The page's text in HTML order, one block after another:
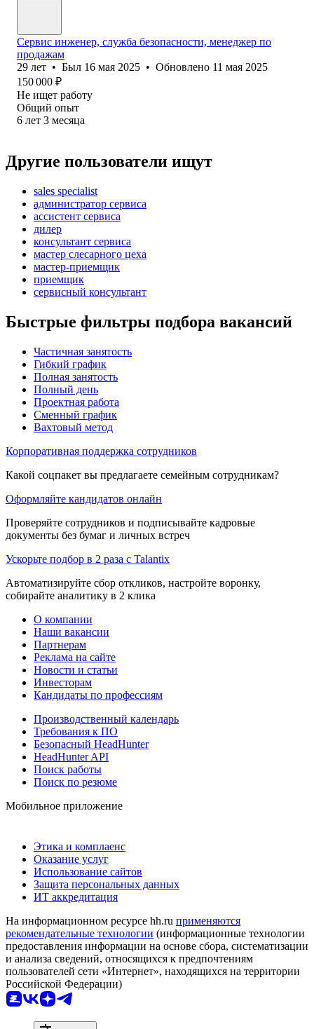
Сервис инженер, служба безопасности, менеджер по
продажам
29 лет • Был 16 мая 2025 • Обновлено 11 мая 2025
150 000 ₽
Не ищет работу
Общий опыт
6 лет 3 месяца
Другие пользователи ищут
sales specialist
администратор сервиса
ассистент сервиса
дилер
консультант сервиса
мастер слесарного цеха
мастер-приемщик
приемщик
сервисный консультант
Быстрые фильтры подбора вакансий
Частичная занятость
Гибкий график
Полная занятость
Полный день
Проектная работа
Сменный график
Вахтовый метод
Корпоративная поддержка сотрудников
Какой соцпакет вы предлагаете семейным сотрудникам?
Оформляйте кандидатов онлайн
Проверяйте сотрудников и подписывайте кадровые
документы без бумаг и личных встреч
Ускорьте подбор в 2 раза с Talantix
Автоматизируйте сбор откликов, настройте воронку,
собирайте аналитику в 2 клика
О компании
Наши вакансии
Партнерам
Реклама на сайте
Новости и статьи
Инвесторам
Кандидаты по профессиям
Производственный календарь
Требования к ПО
Безопасный HeadHunter
HeadHunter API
Поиск работы
Поиск по резюме
Мобильное приложение
Этика и комплаенс
Оказание услуг
Использование сайтов
Защита персональных данных
ИТ аккредитация
На информационном ресурсе hh.ru применяются
рекомендательные технологии (информационные технологии
предоставления информации на основе сбора, систематизации
и анализа сведений, относящихся к предпочтениям
пользователей сети «Интернет», находящихся на территории
Российской Федерации)